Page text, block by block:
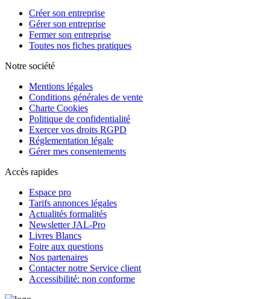
Créer son entreprise
Gérer son entreprise
Fermer son entreprise
Toutes nos fiches pratiques
Notre société
Mentions légales
Conditions générales de vente
Charte Cookies
Politique de confidentialité
Exercer vos droits RGPD
Réglementation légale
Gérer mes consentements
Accès rapides
Espace pro
Tarifs annonces légales
Actualités formalités
Newsletter JAL-Pro
Livres Blancs
Foire aux questions
Nos partenaires
Contacter notre Service client
Accessibilité: non conforme